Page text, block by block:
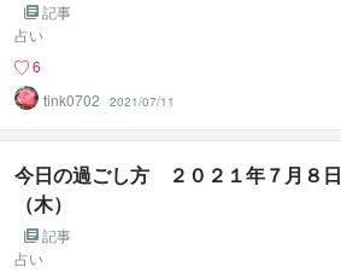
記事
占い
6
tink0702
2021/07/11
今日の過ごし方 ２０２１年７月８日
（木）
記事
占い